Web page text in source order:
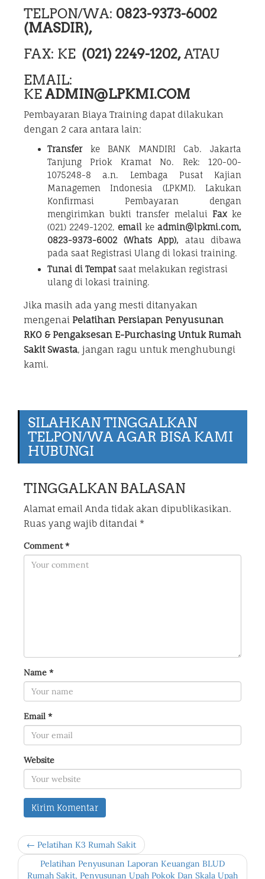
TELPON/WA: 0823-9373-6002
(MASDIR),
FAX: KE (021) 2249-1202,ATAU
EMAIL:
KEADMIN@LPKMI.COM
Pembayaran Biaya Training dapat dilakukan
dengan 2 cara antara lain:
Transferke BANK MANDIRI Cab. Jakarta
Tanjung Priok Kramat No. Rek: 120-00-
1075248-8 a.n. Lembaga Pusat Kajian
Managemen Indonesia (LPKMI). Lakukan
Konfirmasi Pembayaran dengan
mengirimkan bukti transfer melalui Faxke
(021) 2249-1202, email ke admin@lpkmi.com,
0823-9373-6002 (Whats App), atau dibawa
pada saat Registrasi Ulang di lokasi training.
Tunai di Tempat saat melakukan registrasi
ulang di lokasi training.
Jika masih ada yang mesti ditanyakan
mengenai Pelatihan Persiapan Penyusunan
RKO & Pengaksesan E-Purchasing Untuk Rumah
Sakit Swasta, jangan ragu untuk menghubungi
kami.
SILAHKAN TINGGALKAN
TELPON/WA AGAR BISA KAMI
HUBUNGI
TINGGALKAN BALASAN
Alamat email Anda tidak akan dipublikasikan.
Ruas yang wajib ditandai *
Comment*
Name *
Email *
Website
← Pelatihan K3 Rumah Sakit
Pelatihan Penyusunan Laporan Keuangan BLUD
Rumah Sakit, Penyusunan Upah Pokok Dan Skala Upah